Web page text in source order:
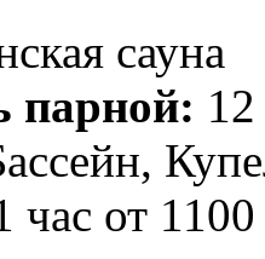
сауна
парной:
час от